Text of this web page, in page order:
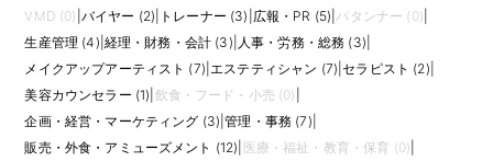
VMD (0) バイヤー (2) トレーナー (3) 広報・PR (5) |パタンナー (0)
生産管理 (4) 経理・財務・会計 (3) 人事・労務・総務 (3)
メイクアップアーティスト (7) |エステティシャン (7) |セラピスト (2)
美容カウンセラー (1) 飲食・フード・小売 (0)
企画・経営・マーケティング (3) |管理・事務 (7)
販売・外食・アミューズメント (12) 医療・福祉・教育・保育 (0)